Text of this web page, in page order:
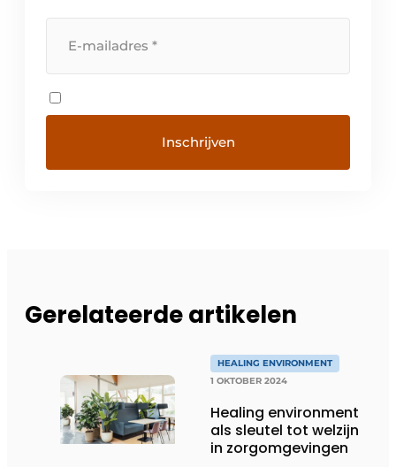
Gerelateerde artikelen
HEALING ENVIRONMENT
1 OKTOBER 2024
Healing environment
als sleutel tot welzijn
in zorgomgevingen